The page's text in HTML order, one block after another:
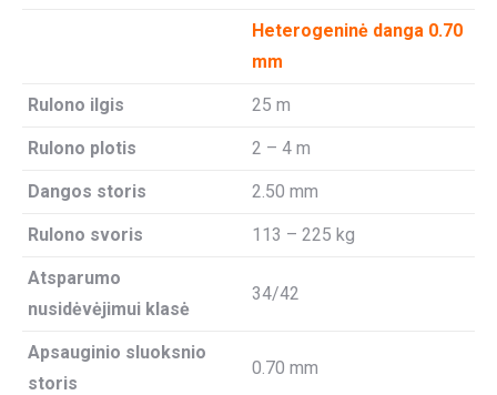
Heterogeninė danga 0.70
mm
Rulono ilgis 25 m
Rulono plotis 2 – 4 m
Dangos storis 2.50 mm
Rulono svoris 113 – 225 kg
Atsparumo
nusidėvėjimui klasė
34/42
Apsauginio sluoksnio
storis
0.70 mm